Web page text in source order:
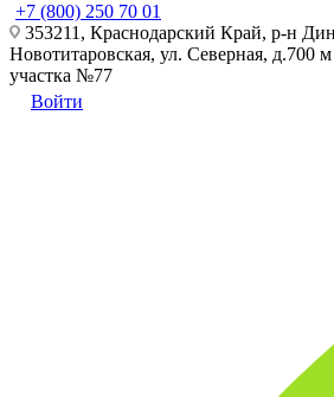
+7 (800) 250 70 01
353211, Краснодарский Край, р-н
Новотитаровская, ул. Северная, д.700 м
участка №77
Войти